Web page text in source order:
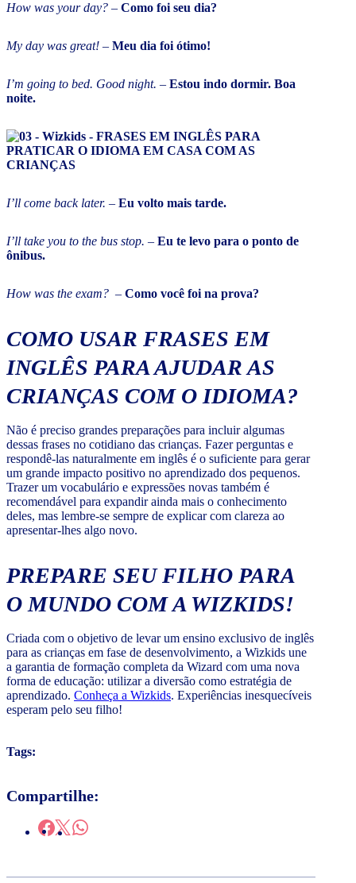
How was your day? – Como foi seu dia?
My day was great! – Meu dia foi ótimo!
I’m going to bed. Good night. – Estou indo dormir. Boa
noite.
I’ll come back later. – Eu volto mais tarde.
I’ll take you to the bus stop. – Eu te levo para o ponto de
ônibus.
How was the exam? – Como você foi na prova?
COMO USAR FRASES EM
INGLÊS PARA AJUDAR AS
CRIANÇAS COM O IDIOMA?
Não é preciso grandes preparações para incluir algumas
dessas frases no cotidiano das crianças. Fazer perguntas e
respondê-las naturalmente em inglês é o suficiente para gerar
um grande impacto positivo no aprendizado dos pequenos.
Trazer um vocabulário e expressões novas também é
recomendável para expandir ainda mais o conhecimento
deles, mas lembre-se sempre de explicar com clareza ao
apresentar-lhes algo novo.
PREPARE SEU FILHO PARA
O MUNDO COM A WIZKIDS!
Criada com o objetivo de levar um ensino exclusivo de inglês
para as crianças em fase de desenvolvimento, a Wizkids une
a garantia de formação completa da Wizard com uma nova
forma de educação: utilizar a diversão como estratégia de
aprendizado. Conheça a Wizkids. Experiências inesquecíveis
esperam pelo seu filho!
Tags:
Compartilhe: